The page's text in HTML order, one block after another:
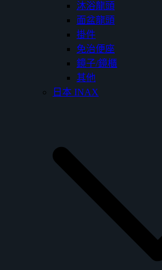
沐浴龍頭
面盆龍頭
掛件
免治便座
鏡子/鏡櫃
其他
日本 INAX